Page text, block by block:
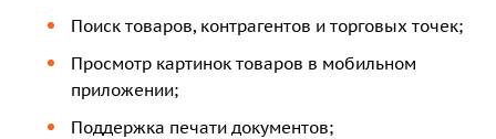
Поиск товаров, контрагентов и торговых точек;
Просмотр картинок товаров в мобильном
приложении;
Поддержка печати документов;